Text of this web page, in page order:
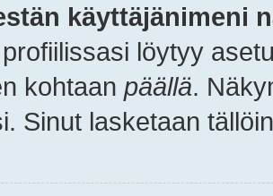
käyttäjänimeni
löytyy
kohtaan päällä.
Sinut lasketaan